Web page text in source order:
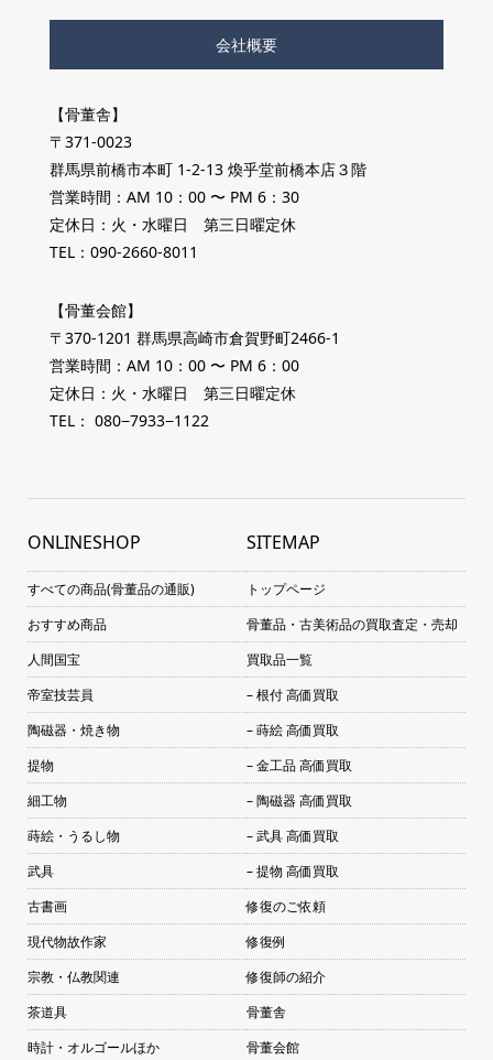
会社概要
【骨董舎】
〒371-0023
群馬県前橋市本町 1-2-13 煥乎堂前橋本店３階
営業時間：AM 10：00 〜 PM 6：30
定休日：火・水曜日 第三日曜定休
TEL：090-2660-8011
【骨董会館】
〒370-1201 群馬県高崎市倉賀野町2466-1
営業時間：AM 10：00 〜 PM 6：00
定休日：火・水曜日 第三日曜定休
TEL： 080−7933−1122
ONLINESHOP
すべての商品(骨董品の通販)
おすすめ商品
人間国宝
帝室技芸員
陶磁器・焼き物
提物
細工物
蒔絵・うるし物
武具
古書画
現代物故作家
宗教・仏教関連
茶道具
時計・オルゴールほか
SITEMAP
トップページ
骨董品・古美術品の買取査定・売却
買取品一覧
– 根付 高価買取
– 蒔絵 高価買取
– 金工品 高価買取
– 陶磁器 高価買取
– 武具 高価買取
– 提物 高価買取
修復のご依頼
修復例
修復師の紹介
骨董舎
骨董会館